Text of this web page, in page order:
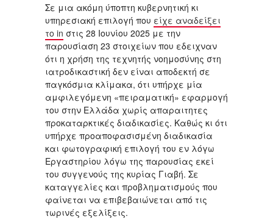
Σε μια ακόμη ύποπτη κυβερνητική κι
υπηρεσιακή επιλογή που είχε αναδείξει
το in στις 28 Ιουνίου 2025 με την
παρουσίαση 23 στοιχείων που εδειχναν
ότι η χρήση της τεχνητής νοημοσύνης στη
ιατροδικαστική δεν είναι αποδεκτή σε
παγκόσμια κλίμακα, ότι υπήρχε μία
αμφιλεγόμενη «πειραματική» εφαρμογή
του στην Ελλάδα χωρίς απαραιτητες
προκαταρκτικές διαδικασίες. Καθώς κι ότι
υπήρχε προαποφασισμένη διαδικασία
και φωτογραφική επιλογή του εν λόγω
Εργαστηρίου λόγω της παρουσίας εκεί
του συγγενούς της κυρίας Γιαβή. Σε
καταγγελίες και προβληματισμούς που
φαίνεται να επιβεβαιώνεται από τις
τωρινές εξελίξεις.